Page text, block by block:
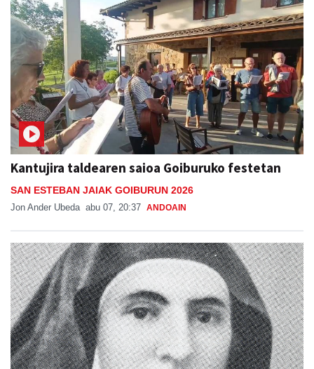
Kantujira taldearen saioa Goiburuko festetan
SAN ESTEBAN JAIAK GOIBURUN 2026
Jon Ander Ubeda abu 07, 20:37 ANDOAIN